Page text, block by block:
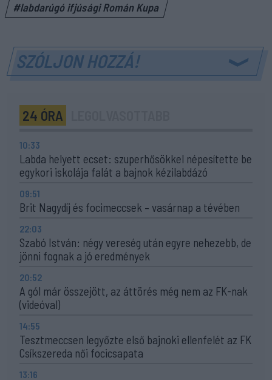
#labdarúgó ifjúsági Román Kupa
SZÓLJON HOZZÁ!
24 ÓRA
10:33
Labda helyett ecset: szuperhősökkel népesítette be
egykori iskolája falát a bajnok kézilabdázó
09:51
Brit Nagydíj és focimeccsek – vasárnap a tévében
22:03
Szabó István: négy vereség után egyre nehezebb, de
jönni fognak a jó eredmények
20:52
A gól már összejött, az áttörés még nem az FK-nak
(videóval)
14:55
Tesztmeccsen legyőzte első bajnoki ellenfelét az FK
Csíkszereda női focicsapata
13:16